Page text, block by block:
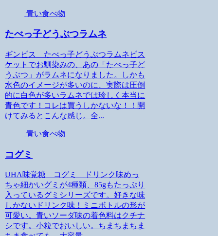
青い食べ物
たべっ子どうぶつラムネ
ギンビス たべっ子どうぶつラムネビス
ケットでお馴染みの、あの「たべっ子ど
うぶつ」がラムネになりました。しかも
水色のイメージが多いのに、実際は圧倒
的に白色が多いラムネでは珍しく本当に
青色です！コレは買うしかないな！！開
けてみるとこんな感じ。全...
青い食べ物
コグミ
UHA味覚糖 コグミ ドリンク味めっ
ちゃ細かいグミが4種類、85gもたっぷり
入っているグミシリーズです。好きな味
しかないドリンク味！ミニボトルの形が
可愛い。青いソーダ味の着色料はクチナ
シです。小粒でおいしい。ちまちまちま